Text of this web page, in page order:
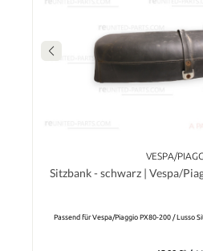
VESPA/
Sitzbank - schwarz |
Passend für Vespa/Piaggio PX80-200 / Lusso